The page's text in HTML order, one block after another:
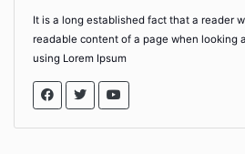
It is a long established fact that a reader
readable content of a page when looking
using Lorem Ipsum